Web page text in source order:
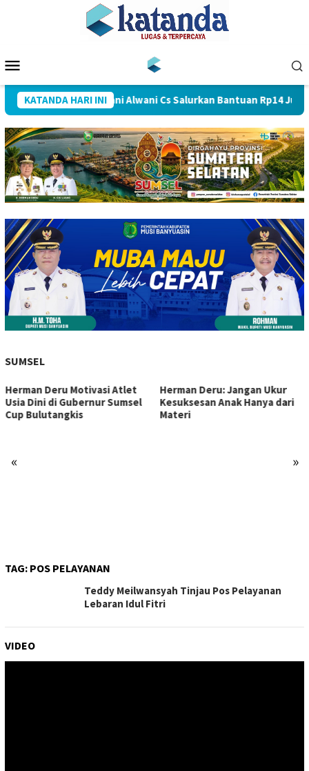
Mobile
KATANDA HARI INI
Arwani Alwani Cs Salurkan Bantuan Rp14 Juta untuk
SUMSEL
« »
Herman Deru Motivasi Atlet
Usia Dini di Gubernur Sumsel
Cup Bulutangkis
Herman Deru: Jangan Ukur
Kesuksesan Anak Hanya dari
Materi
TAG: POS PELAYANAN
Teddy Meilwansyah Tinjau Pos Pelayanan
Lebaran Idul Fitri
VIDEO